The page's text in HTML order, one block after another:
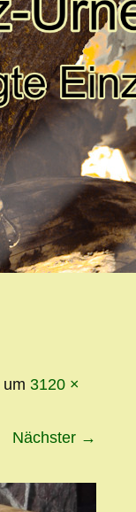
um 3120 ×
Nächster →